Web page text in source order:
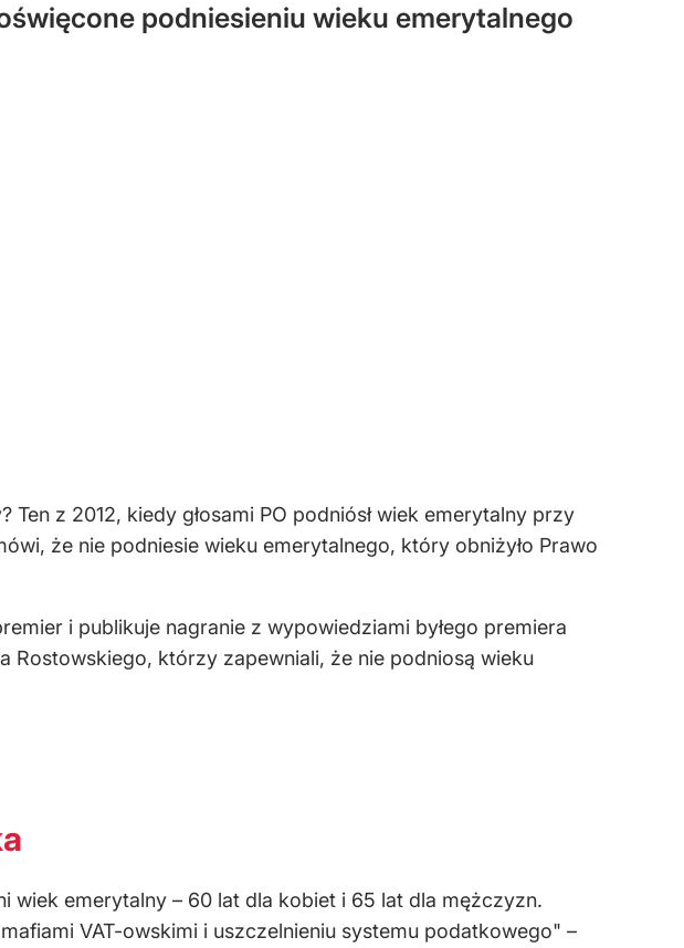
podniesieniu wieku emerytalnego
z 2012, kiedy głosami PO podniósł wiek emerytalny przy
że nie podniesie wieku emerytalnego, który obniżyło Prawo
i publikuje nagranie z wypowiedziami byłego premiera
Rostowskiego, którzy zapewniali, że nie podniosą wieku
wiek emerytalny – 60 lat dla kobiet i 65 lat dla mężczyzn.
VAT-owskimi i uszczelnieniu systemu podatkowego" –